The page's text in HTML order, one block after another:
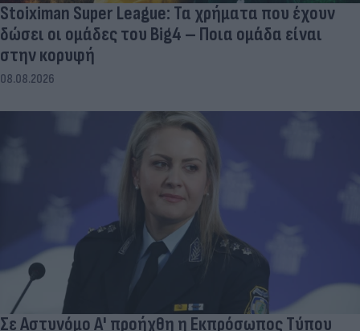
Stoiximan Super League: Τα χρήματα που έχουν
δώσει οι ομάδες του Big4 – Ποια ομάδα είναι
στην κορυφή
08.08.2026
Σε Αστυνόμο Α' προήχθη η Εκπρόσωπος Τύπου